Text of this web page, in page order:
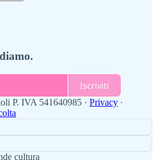
Iscriviti
P. IVA 541640985 · Privacy ∙
cultura